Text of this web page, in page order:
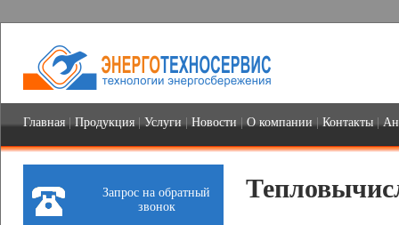
Главная|Продукция|Услуги|Новости|О компании|Контакты|
Запрос на обратный
звонок